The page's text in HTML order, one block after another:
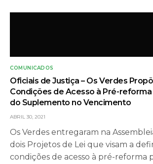
COMUNICADOS
Oficiais de Justiça – Os Verdes
Condições de Acesso à Pré-
do Suplemento no Vencimento
ABRIL 30, 2021
Os Verdes entregaram na
dois Projetos de Lei que visam a
condições de acesso à pré-reforma